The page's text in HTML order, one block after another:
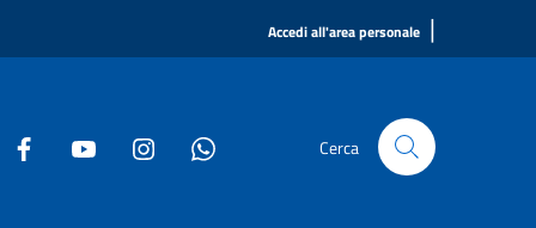
Accedi all'area personale |
Cerca